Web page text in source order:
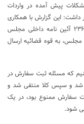
پیش آمده در واردات
۹۶ خبر داد و اظهار داشت: این گزارش با همکاری
کمیسیون صنایع و معادن مجلس و مطابق ماده ۲۳۶ آئین نامه داخلی مجلس
به قوه قضائیه ارسال
که مسئله ثبت سفارش در
ها شد و سپس کلا منتفی شد و
سفارش ممنوع بود، در یک